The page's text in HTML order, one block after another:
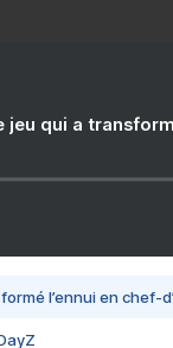
jeu qui a
l’ennui en chef-